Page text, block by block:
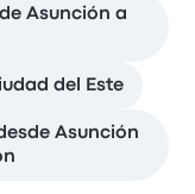
Asunción a
del Este
Asunción